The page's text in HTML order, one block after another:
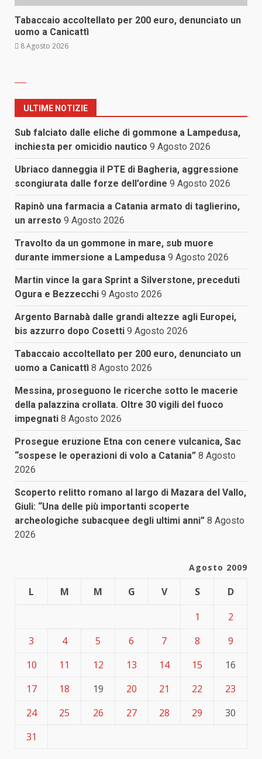
Tabaccaio accoltellato per 200 euro, denunciato un
uomo a Canicattì
8 Agosto 2026
ULTIME NOTIZIE
Sub falciato dalle eliche di gommone a Lampedusa,
inchiesta per omicidio nautico 9 Agosto 2026
Ubriaco danneggia il PTE di Bagheria, aggressione
scongiurata dalle forze dell’ordine 9 Agosto 2026
Rapinò una farmacia a Catania armato di taglierino,
un arresto 9 Agosto 2026
Travolto da un gommone in mare, sub muore
durante immersione a Lampedusa 9 Agosto 2026
Martin vince la gara Sprint a Silverstone, preceduti
Ogura e Bezzecchi 9 Agosto 2026
Argento Barnabà dalle grandi altezze agli Europei,
bis azzurro dopo Cosetti 9 Agosto 2026
Tabaccaio accoltellato per 200 euro, denunciato un
uomo a Canicattì 8 Agosto 2026
Messina, proseguono le ricerche sotto le macerie
della palazzina crollata. Oltre 30 vigili del fuoco
impegnati 8 Agosto 2026
Prosegue eruzione Etna con cenere vulcanica, Sac
“sospese le operazioni di volo a Catania” 8 Agosto
2026
Scoperto relitto romano al largo di Mazara del Vallo,
Giuli: “Una delle più importanti scoperte
archeologiche subacquee degli ultimi anni” 8 Agosto
2026
Agosto 2009
L M M G V S
D
1
2
3
4 5 6 7 8
9
10
11 12 13 14 15
16
17
18 19 20 21 22
23
24
25 26 27 28 29
30
31